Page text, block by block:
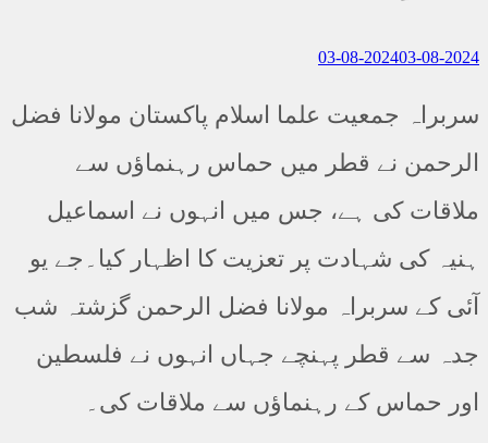
03-08-202403-08-2024
سربراہ جمعیت علما اسلام پاکستان مولانا فضل
الرحمن نے قطر میں حماس رہنماؤں سے
ملاقات کی ہے، جس میں انہوں نے اسماعیل
ہنیہ کی شہادت پر تعزیت کا اظہار کیا۔جے یو
آئی کے سربراہ مولانا فضل الرحمن گزشتہ شب
جدہ سے قطر پہنچے جہاں انہوں نے فلسطین
اور حماس کے رہنماؤں سے ملاقات کی۔